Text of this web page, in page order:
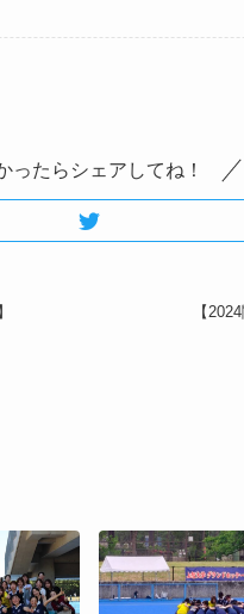
ったらシェアしてね！
【